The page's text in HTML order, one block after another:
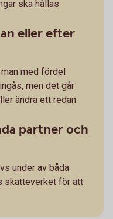
ska hållas
eller efter
med fördel
men det går
ändra ett redan
partner och
under av båda
skatteverket för att